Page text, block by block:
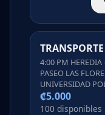
4:00 PM HEREDIA
PASEO LAS
UNIVERSIDAD
₡5.000
100 disponibles